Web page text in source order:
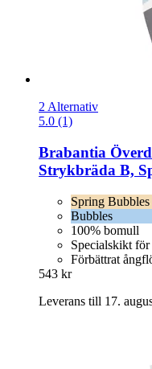
2 Alternativ
5.0 (1)
Brabantia
Strykbräda B,
Spring Bubbles
Bubbles
100% bomull
Specialskikt
Förbättrat
543 kr
Leverans till 17.